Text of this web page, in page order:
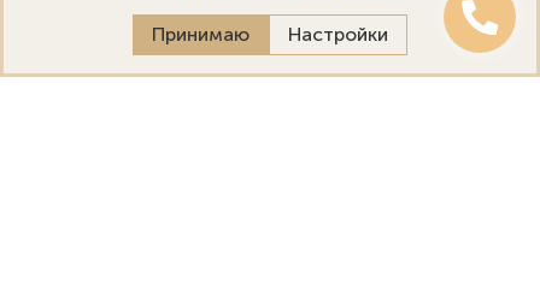
Режим работы:
Пн-Пт: 10:00–20:00
Принимаю Настройки